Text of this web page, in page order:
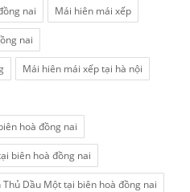
nai Mái hiên mái xếp
nai
Mái hiên mái xếp tại hà nội
hoà đồng nai
biên hoà đồng nai
Thủ Dầu Một tại biên hoà đồng nai